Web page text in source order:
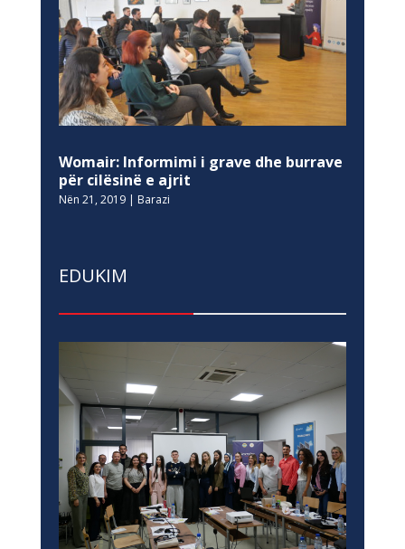
Womair: Informimi i grave dhe burrave
për cilësinë e ajrit
Nën 21, 2019| Barazi
EDUKIM